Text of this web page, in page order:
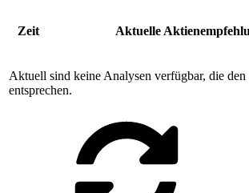
Zeit Aktuelle
Aktuell sind keine Analysen verfügbar, die
entsprechen.